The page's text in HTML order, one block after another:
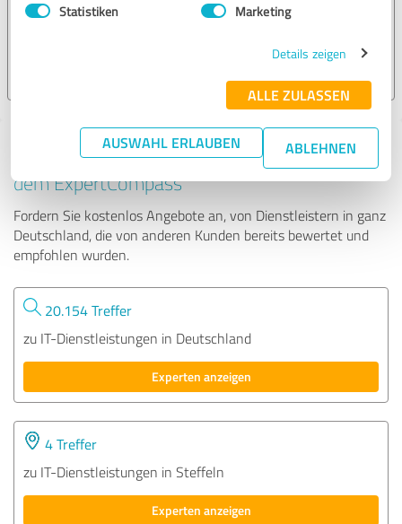
Statistiken Marketing
Details zeigen
ALLE ZULASSEN
AUSWAHL ERLAUBEN ABLEHNEN
Tipp: Die passenden Experten finden - mit
dem ExpertCompass
Fordern Sie kostenlos Angebote an, von Dienstleistern in ganz
Deutschland, die von anderen Kunden bereits bewertet und
empfohlen wurden.
20.154 Treffer
zu IT-Dienstleistungen in Deutschland
Experten anzeigen
4 Treffer
zu IT-Dienstleistungen in Steffeln
Experten anzeigen